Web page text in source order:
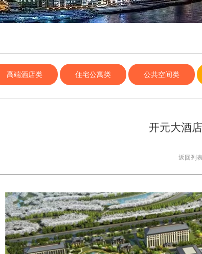
高端酒店类 住宅公寓类 公共空间类
开元大酒
返回列